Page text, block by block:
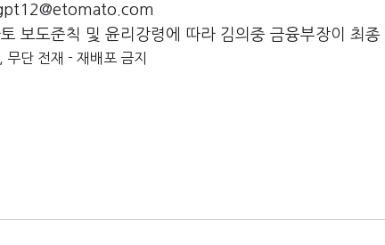
보도준칙 및 윤리강령에 따라 김의중 금융부장이 최종
단 전재 - 재배포 금지